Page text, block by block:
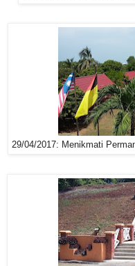
29/04/2017: Menikmati